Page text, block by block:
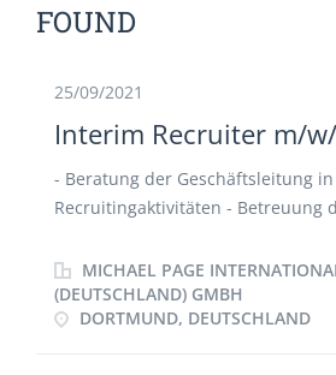
FOUND
25/09/2021
Interim Recruiter m/
- Beratung der Geschäftsleitung
Recruitingaktivitäten - Betreuung
Kommunikation und Steuerung der
Personaldienstleister - Schalten
und Steuerung der Portale -
MICHAEL PAGE
(DEUTSCHLAND) GMBH
DORTMUND, DEUTSCHLAND